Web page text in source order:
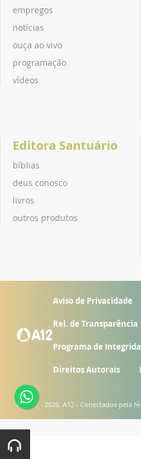
empregos
notícias
ouça ao vivo
programação
vídeos
Editora Santuário
bíblias
deus conosco
livros
outros produtos
Aviso de Privacidade
Rel. de Transparência
Programa de
Direitos Autorais
© 2007 - 2026. A12 - Conectados pela fé.